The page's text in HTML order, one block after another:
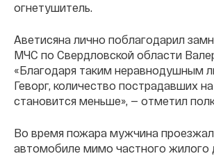
огнетушитель.
Аветисяна лично поблагодарил
МЧС по Свердловской области
«Благодаря таким неравнодушным
Геворг, количество пострадавших
становится меньше», — отметил
Во время пожара мужчина
автомобиле мимо частного жилого